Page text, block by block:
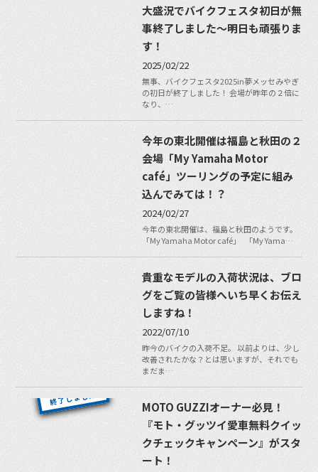
大盛況でバイクフェスタ初日が無
事終了しました〜明日も頑張りま
す！
2025/02/22
無事、バイクフェスタ2025in夢メッセみやぎ
の初日が終了しました！ 会場が昨年の２倍に
なり、…
今年の東北開催は福島と秋田の２
会場「My Yamaha Motor
café」ツーリングの予定に組み
込んでみては！？
2024/02/27
今年の東北開催は、福島と秋田のようです。
「My Yamaha Motor café」 「My Yama…
貴重なモデルの入荷状況は、ブロ
グをご覧の皆様へいち早くお伝え
しますね！
2022/07/10
昨今のバイクの入荷不足。 以前よりは、少し
改善されたかな？とは思いますが、それでも
まだま…
MOTO GUZZIオーナー必見！
『モト・グッツイ愛車無料クイッ
クチェックキャンペーン』がスタ
ート！